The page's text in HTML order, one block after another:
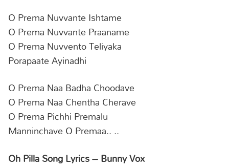
O Prema Nuvvante Ishtame
O Prema Nuvvante Praaname
O Prema Nuvvento Teliyaka
Porapaate Ayinadhi
O Prema Naa Badha Choodave
O Prema Naa Chentha Cherave
O Prema Pichhi Premalu
Manninchave O Premaa.. ..
Oh Pilla Song Lyrics – Bunny Vox